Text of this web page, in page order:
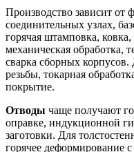
Производство зависит от
соединительных узлах,
горячая штамповка,
механическая обработка,
сварка сборных
резьбы, токарная
покрытие.
Отводы чаще получают
оправке, индукционной
заготовки. Для
горячее деформирование